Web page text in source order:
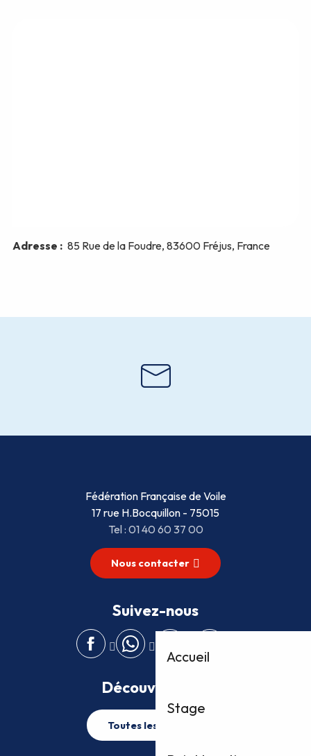
Accueil
Stage
Fédération Française de Voile
17 rue H.Bocquillon - 75015
Tel : 01 40 60 37 00
Nous contacter
Suivez-nous
Découvrez plus
Toutes les activités